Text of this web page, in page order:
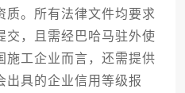
质。所有法律文件均要求
交，且需经巴哈马驻外使
施工企业而言，还需提供
出具的企业信用等级报